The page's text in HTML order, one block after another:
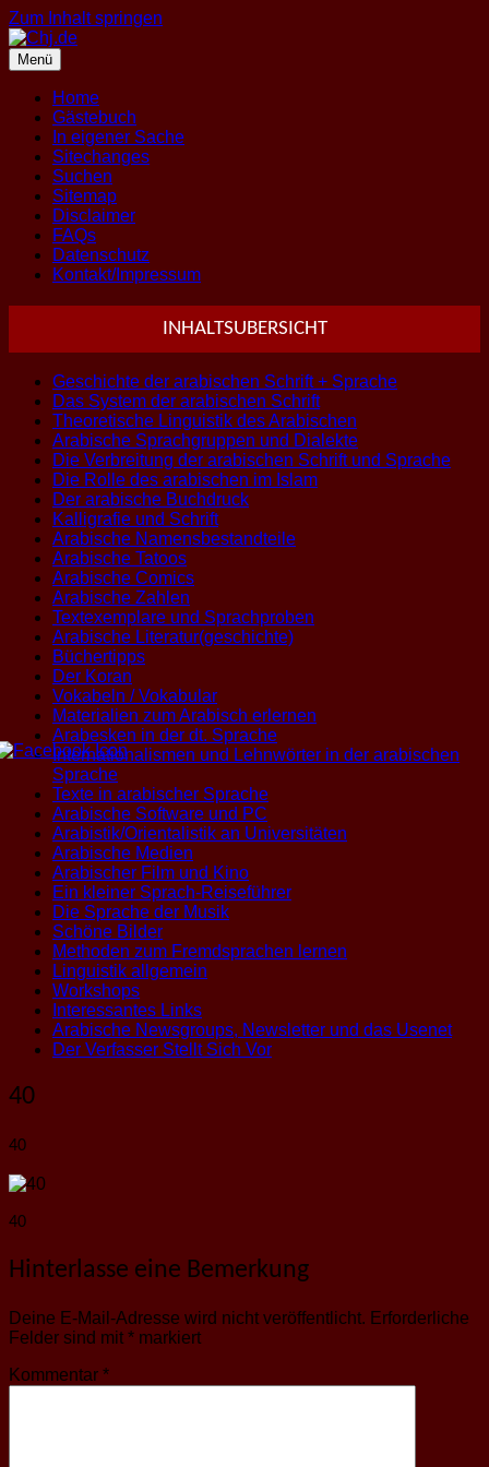
Zum Inhalt springen
Menü
Home
Gästebuch
In eigener Sache
Sitechanges
Suchen
Sitemap
Disclaimer
FAQs
Datenschutz
Kontakt/Impressum
INHALTSUBERSICHT
Geschichte der arabischen Schrift + Sprache
Das System der arabischen Schrift
Theoretische Linguistik des Arabischen
Arabische Sprachgruppen und Dialekte
Die Verbreitung der arabischen Schrift und Sprache
Die Rolle des arabischen im Islam
Der arabische Buchdruck
Kalligrafie und Schrift
Arabische Namensbestandteile
Arabische Tatoos
Arabische Comics
Arabische Zahlen
Textexemplare und Sprachproben
Arabische Literatur(geschichte)
Büchertipps
Der Koran
Vokabeln / Vokabular
Materialien zum Arabisch erlernen
Arabesken in der dt. Sprache
Internationalismen und Lehnwörter in der arabischen
Sprache
Texte in arabischer Sprache
Arabische Software und PC
Arabistik/Orientalistik an Universitäten
Arabische Medien
Arabischer Film und Kino
Ein kleiner Sprach-Reiseführer
Die Sprache der Musik
Schöne Bilder
Methoden zum Fremdsprachen lernen
Linguistik allgemein
Workshops
Interessantes Links
Arabische Newsgroups, Newsletter und das Usenet
Der Verfasser Stellt Sich Vor
40
40
40
Hinterlasse eine Bemerkung
Deine E-Mail-Adresse wird nicht veröffentlicht. Erforderliche
Felder sind mit * markiert
Kommentar *